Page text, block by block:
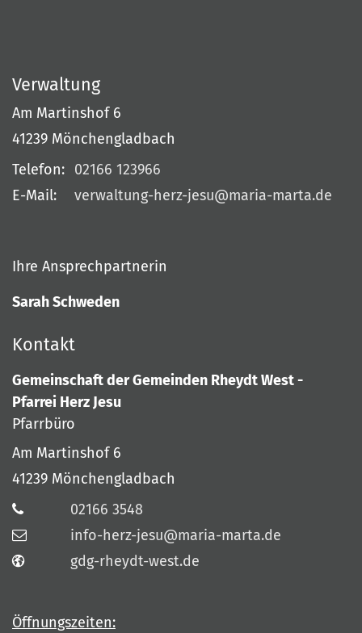
Verwaltung
Am Martinshof 6
41239 Mönchengladbach
Telefon: 02166 123966
E-Mail:
verwaltung-herz-jesu@maria-marta.de
Ihre Ansprechpartnerin
Sarah Schweden
Kontakt
Gemeinschaft der Gemeinden Rheydt West -
Pfarrei Herz Jesu
Pfarrbüro
Am Martinshof 6
41239 Mönchengladbach
02166 3548
info-herz-jesu@maria-marta.de
gdg-rheydt-west.de
Öffnungszeiten: